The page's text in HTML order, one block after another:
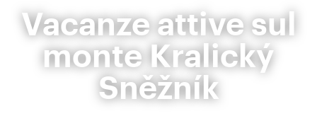
Vacanze attive sul
monte Kralický
Sněžník